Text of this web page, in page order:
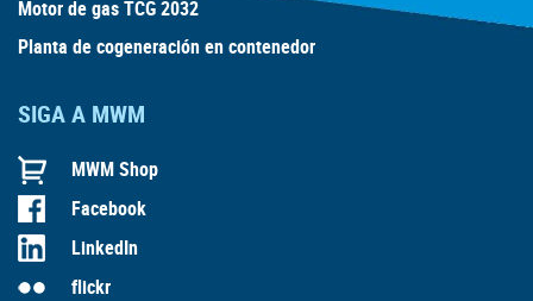
Motor de gas TCG 2032
Planta de cogeneración en contenedor
SIGA A MWM
MWM Shop
Facebook
LinkedIn
flickr